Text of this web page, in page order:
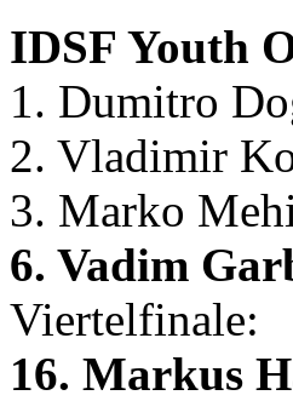
IDSF Youth
1. Dumitro
2. Vladimir
3. Marko
6. Vadim
Viertelfinale:
16. Markus